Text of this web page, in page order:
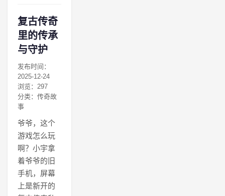
复古传奇
里的传承
与守护
发布时间：
2025-12-24
浏览：297
分类：传奇故
事
爷爷，这个
游戏怎么玩
啊？小宇拿
着爷爷的旧
手机，屏幕
上是新开的